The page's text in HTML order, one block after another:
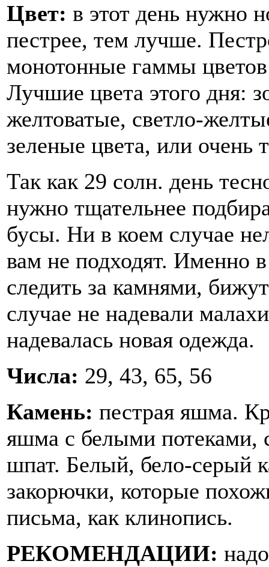
Цвет: в этот день нужно
пестрее, тем лучше.
монотонные гаммы цветов
Лучшие цвета этого дня:
желтоватые, светло-
зеленые цвета, или
Так как 29 солн. день
нужно тщательнее
бусы. Ни в коем случае
вам не подходят. Именно
следить за камнями,
случае не надевали
надевалась новая одежда.
Числа: 29, 43, 65, 56
Камень: пестрая яшма.
яшма с белыми потеками,
шпат. Белый, бело-серый
закорючки, которые
письма, как клинопись.
РЕКОМЕНДАЦИИ: